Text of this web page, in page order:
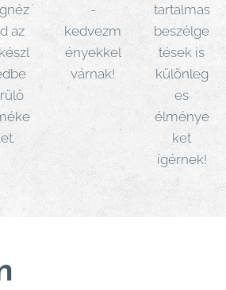
az
-
kedvezm
ényekkel
várnak!
tartalmas
beszélge
tések is
különleg
es
élménye
ket
ígérnek!